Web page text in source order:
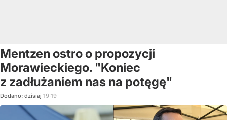
Mentzen ostro o propozycji
Morawieckiego. "Koniec
z zadłużaniem nas na potęgę"
Dodano: dzisiaj 19:19